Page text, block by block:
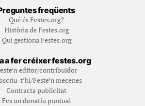
freqüents
Qué és Festes.org?
Història de Festes.org
Qui gestiona Festes.org
a fer créixer festes.org
editor/contribuidor
t’hi/Feste’n mecenes
Contracta publicitat
Fes un donatiu puntual